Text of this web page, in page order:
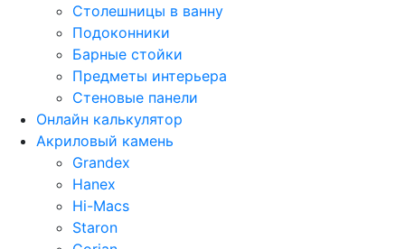
Столешницы в ванну
Подоконники
Барные стойки
Предметы интерьера
Стеновые панели
Онлайн калькулятор
Акриловый камень
Grandex
Hanex
Hi-Macs
Staron